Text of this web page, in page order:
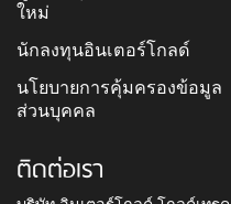
ใหม่
นักลงทุนอินเตอร์โกลด์
นโยบายการคุ้มครองข้อมูล
ส่วนบุคคล
ติดต่อเรา